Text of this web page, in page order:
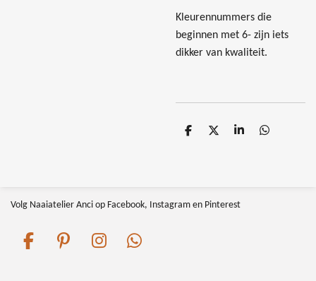
Kleurennummers die
beginnen met 6- zijn iets
dikker van kwaliteit.
D
D
S
D
Volg Naaiatelier Anci op Facebook, Instagram en Pinterest
F
P
I
W